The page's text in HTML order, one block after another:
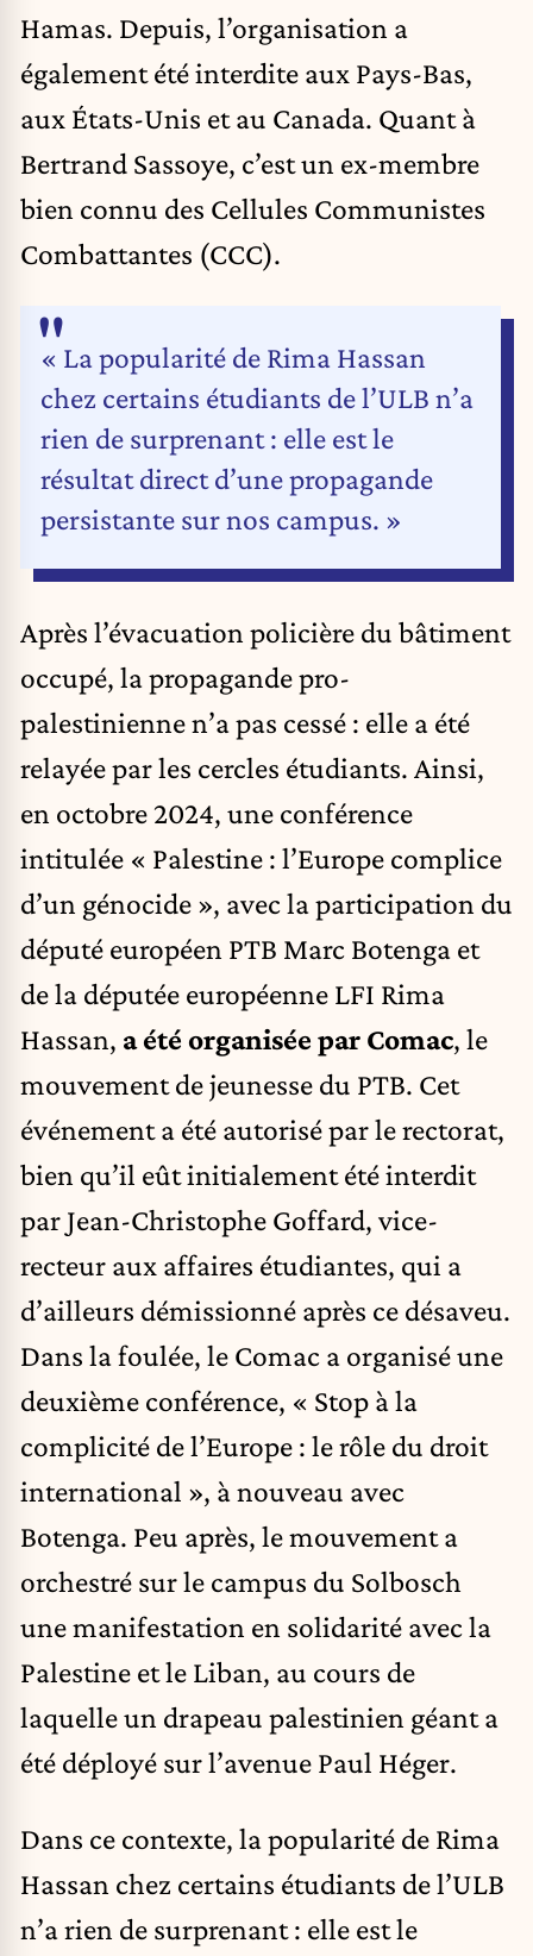
Hamas. Depuis, l’organisation a
également été interdite aux Pays-Bas,
aux États-Unis et au Canada. Quant à
Bertrand Sassoye, c’est un ex-membre
bien connu des Cellules Communistes
Combattantes (CCC).
« La popularité de Rima Hassan
chez certains étudiants de l’ULB n’a
rien de surprenant : elle est le
résultat direct d’une propagande
persistante sur nos campus. »
Après l’évacuation policière du bâtiment
occupé, la propagande pro-
palestinienne n’a pas cessé : elle a été
relayée par les cercles étudiants. Ainsi,
en octobre 2024, une conférence
intitulée « Palestine : l’Europe complice
d’un génocide », avec la participation du
député européen PTB Marc Botenga et
de la députée européenne LFI Rima
Hassan, a été organisée par Comac, le
mouvement de jeunesse du PTB. Cet
événement a été autorisé par le rectorat,
bien qu’il eût initialement été interdit
par Jean-Christophe Goffard, vice-
recteur aux affaires étudiantes, qui a
d’ailleurs démissionné après ce désaveu.
Dans la foulée, le Comac a organisé une
deuxième conférence, « Stop à la
complicité de l’Europe : le rôle du droit
international », à nouveau avec
Botenga. Peu après, le mouvement a
orchestré sur le campus du Solbosch
une manifestation en solidarité avec la
Palestine et le Liban, au cours de
laquelle un drapeau palestinien géant a
été déployé sur l’avenue Paul Héger.
Dans ce contexte, la popularité de Rima
Hassan chez certains étudiants de l’ULB
n’a rien de surprenant : elle est le